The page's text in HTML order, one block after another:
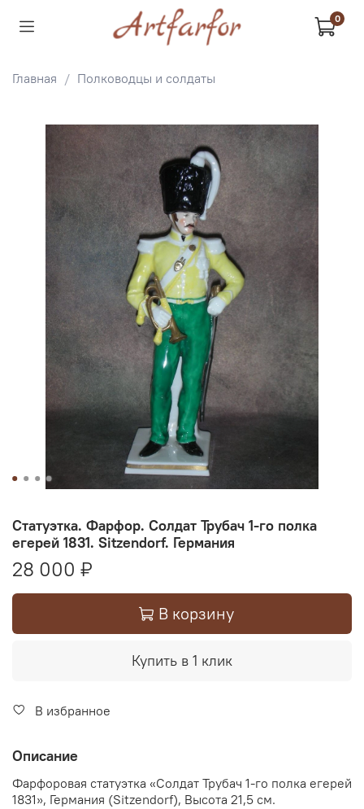
0
Главная Полководцы и солдаты
Статуэтка. Фарфор. Солдат Трубач 1-го полка
егерей 1831. Sitzendorf. Германия
28 000 ₽
В корзину
Купить в 1 клик
В избранное
Описание
Фарфоровая статуэтка «Солдат Трубач 1-го полка егерей
1831», Германия (Sitzendorf), Высота 21,5 см.